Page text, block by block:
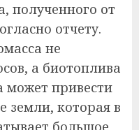
полученного от
отчету.
не
а биотоплива
может привести
земли, которая в
большое